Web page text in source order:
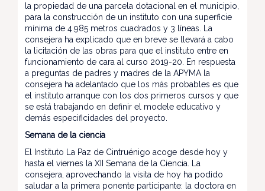
la propiedad de una parcela dotacional en el municipio,
para la construcción de un instituto con una superficie
mínima de 4.985 metros cuadrados y 3 líneas. La
consejera ha explicado que en breve se llevará a cabo
la licitación de las obras para que el instituto entre en
funcionamiento de cara al curso 2019-20. En respuesta
a preguntas de padres y madres de la APYMA la
consejera ha adelantado que los más probables es que
el instituto arranque con los dos primeros cursos y que
se está trabajando en definir el modele educativo y
demás especificidades del proyecto.
Semana de la ciencia
El Instituto La Paz de Cintruénigo acoge desde hoy y
hasta el viernes la XII Semana de la Ciencia. La
consejera, aprovechando la visita de hoy ha podido
saludar a la primera ponente participante: la doctora en